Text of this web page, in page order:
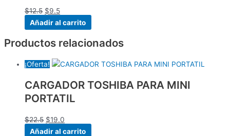
$12.5 $9.5
Añadir al carrito
Productos relacionados
¡Oferta!
CARGADOR TOSHIBA PARA MINI
PORTATIL
$22.5 $19.0
Añadir al carrito